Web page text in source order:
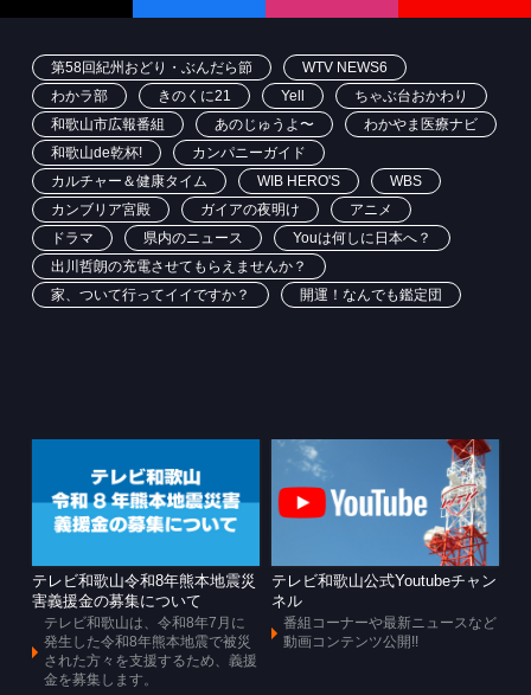
第58回紀州おどり・ぶんだら節
WTV NEWS6
わかラ部
きのくに21 Yell
ちゃぶ台おかわり
和歌山市広報番組
あのじゅうよ〜
わかやま医療ナビ
和歌山de乾杯!
カンパニーガイド
カルチャー＆健康タイム
WIB HERO'S
WBS
カンブリア宮殿
ガイアの夜明け
アニメ
ドラマ
県内のニュース
Youは何しに日本へ？
出川哲朗の充電させてもらえませんか？
家、ついて行ってイイですか？
開運！なんでも鑑定団
テレビ和歌山令和8年熊本地震災
害義援金の募集について
テレビ和歌山は、令和8年7月に
発生した令和8年熊本地震で被災
された方々を支援するため、義援
金を募集します。
テレビ和歌山公式Youtubeチャン
ネル
番組コーナーや最新ニュースなど
動画コンテンツ公開!!